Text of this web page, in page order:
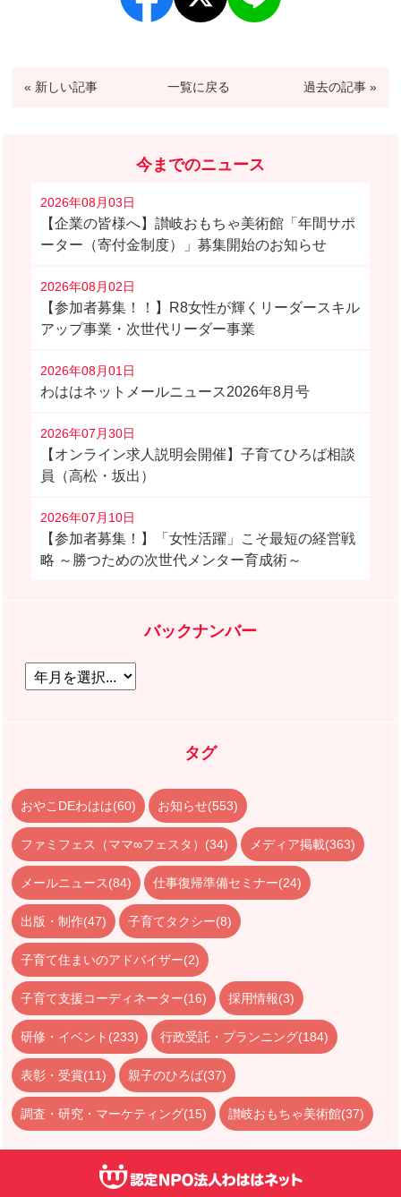
« 新しい記事 一覧に戻る 過去の記事 »
今までのニュース
2026年08月03日
【企業の皆様へ】讃岐おもちゃ美術館「年間サポ
ーター（寄付金制度）」募集開始のお知らせ
2026年08月02日
【参加者募集！！】R8女性が輝くリーダースキル
アップ事業・次世代リーダー事業
2026年08月01日
わははネットメールニュース2026年8月号
2026年07月30日
【オンライン求人説明会開催】子育てひろば相談
員（高松・坂出）
2026年07月10日
【参加者募集！】「女性活躍」こそ最短の経営戦
略 ～勝つための次世代メンター育成術～
バックナンバー
タグ
おやこDEわはは(60) お知らせ(553)
ファミフェス（ママ∞フェスタ）(34) メディア掲載(363)
メールニュース(84) 仕事復帰準備セミナー(24)
出版・制作(47) 子育てタクシー(8)
子育て住まいのアドバイザー(2)
子育て支援コーディネーター(16) 採用情報(3)
研修・イベント(233) 行政受託・プランニング(184)
表彰・受賞(11) 親子のひろば(37)
調査・研究・マーケティング(15) 讃岐おもちゃ美術館(37)